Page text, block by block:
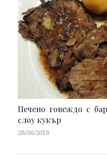
Печено говеждо с
слоу кукър
28/06/2018